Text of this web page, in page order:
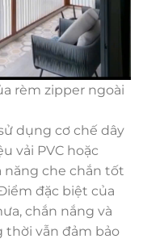
rèm zipper ngoài
dụng cơ chế dây
vải PVC hoặc
năng che chắn tốt
đặc biệt của
chắn nắng và
thời vẫn đảm bảo